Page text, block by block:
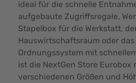
ideal für die schnelle
aufgebaute Zugriffsregale.
Stapelbox für die Werkstatt,
Hauswirtschaftsraum oder
Ordnungssystem mit
ist die NextGen Store Eurobox
verschiedenen Größen und